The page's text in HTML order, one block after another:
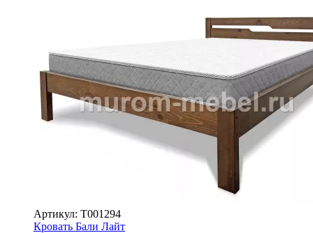
Артикул: Т001294
Кровать Бали Лайт